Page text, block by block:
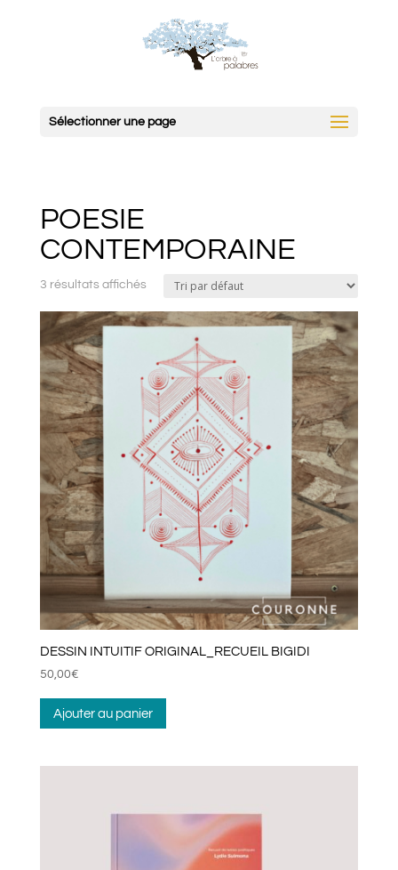
Sélectionner une page
POESIE
CONTEMPORAINE
3 résultats affichés
DESSIN INTUITIF ORIGINAL_RECUEIL BIGIDI
50,00€
Ajouter au panier